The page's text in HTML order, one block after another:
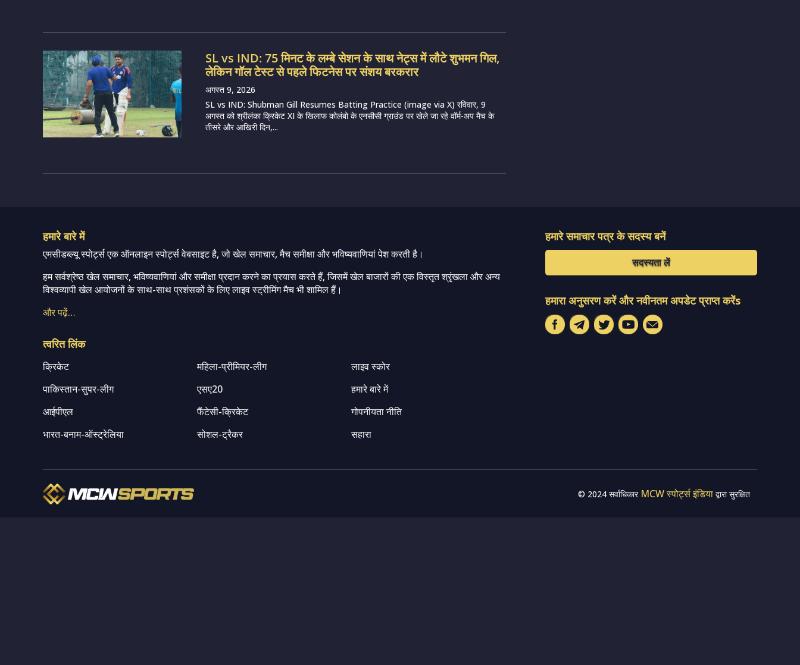
SL vs IND: 75 मिनट के लम्बे सेशन के साथ नेट्स में लौटे शुभमन गिल,
लेकिन गॉल टेस्ट से पहले फिटनेस पर संशय बरकरार
अगस्त 9, 2026
SL vs IND: Shubman Gill Resumes Batting Practice (image via X) रविवार, 9
अगस्त को श्रीलंका क्रिकेट XI के खिलाफ कोलंबो के एनसीसी ग्राउंड पर खेले जा रहे वॉर्म-अप मैच के
तीसरे और आखिरी दिन,...
हमारे बारे में
एमसीडब्ल्यू स्पोर्ट्स एक ऑनलाइन स्पोर्ट्स वेबसाइट है, जो खेल समाचार, मैच समीक्षा और भविष्यवाणियां पेश करती है।
हम सर्वश्रेष्ठ खेल समाचार, भविष्यवाणियां और समीक्षा प्रदान करने का प्रयास करते हैं, जिसमें खेल बाजारों की एक विस्तृत श्रृंखला और अन्य
विश्वव्यापी खेल आयोजनों के साथ-साथ प्रशंसकों के लिए लाइव स्ट्रीमिंग मैच भी शामिल हैं।
और पढ़ें…
त्वरित लिंक
क्रिकेट महिला-प्रीमियर-लीग
लाइव स्कोर
पाकिस्तान-सुपर-लीग
एसए20
हमारे बारे में
आईपीएल
फैंटेसी-क्रिकेट
गोपनीयता नीति
भारत-बनाम-ऑस्ट्रेलिया
सोशल-ट्रैकर सहारा
हमारे समाचार पत्र के सदस्य बनें
सदस्यता लें
हमारा अनुसरण करें और नवीनतम अपडेट प्राप्त करेंs
© 2024 सर्वाधिकार MCW स्पोर्ट्स इंडिया द्वारा सुरक्षित